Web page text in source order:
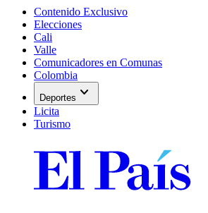
Contenido Exclusivo
Elecciones
Cali
Valle
Comunicadores en Comunas
Colombia
Deportes expand_more
Licita
Turismo